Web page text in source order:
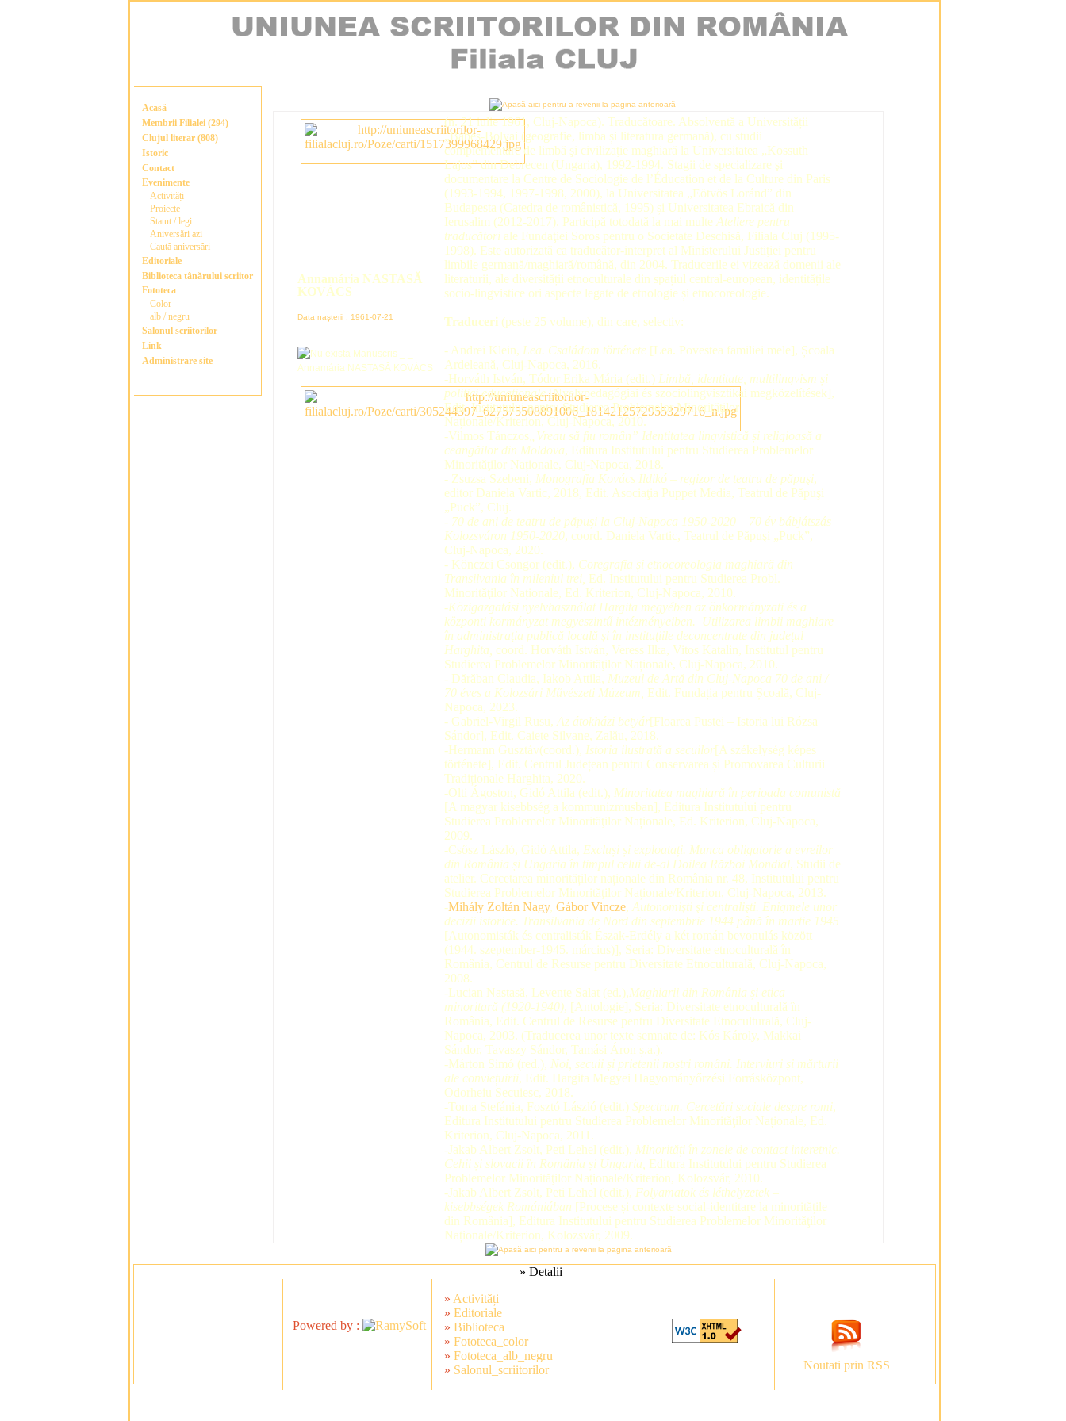
Acasă
Membrii Filialei (294)
Clujul literar (808)
Istoric
Contact
Evenimente
Activități
Proiecte
Statut / legi
Aniversări azi
Caută aniversări
Editoriale
Biblioteca tânărului scriitor
Fototeca
Color
alb / negru
Salonul scriitorilor
Link
Administrare site
Annamária NASTASĂ
KOVÁCS
Data nașterii : 1961-07-21
(n. 21 iulie 1961, Cluj-Napoca). Traducătoare. Absolventă a Universității
„Babeș-Bolyai (geografie, limba și literatura germană), cu studii
complementare de limbă şi civilizaţie maghiară la Universitatea „Kossuth
Lajos” din Debrecen (Ungaria), 1992-1994. Stagii de specializare şi
documentare la Centre de Sociologie de l’Éducation et de la Culture din Paris
(1993-1994, 1997-1998, 2000), la Universitatea „Eötvös Loránd” din
Budapesta (Catedra de românistică, 1995) și Universitatea Ebraică din
Ierusalim (2012-2017). Participă totodată la mai multeAteliere pentru
traducători ale Fundaţiei Soros pentru o Societate Deschisă, Filiala Cluj (1995-
1998). Este autorizată ca traducător-interpret al Ministerului Justiţiei pentru
limbile germană/maghiară/română, din 2004. Traducerile ei vizează domenii ale
literaturii, ale diversității etnoculturale din spațiul central-european, identitățile
socio-lingvistice ori aspecte legate de etnologie și etnocoreologie.
Traduceri (peste 25 volume), din care, selectiv:
- Andrei Klein, Lea. Családom története [Lea. Povestea familiei mele], Școala
Ardeleană, Cluj-Napoca, 2016.
-Horváth István, Tódor Erika Mária (edit.) Limbă, identitate, multilingvism și
politici educaționale[Nyelvpedagógiai és szociolingvisztikai megközelítések],
Edit. Institutului pentru Studierea Problemelor Minorităţilor
Naționale/Kriterion, Cluj-Napoca, 2010.
-Vilmos Tánczos„Vreau să fiu român” Identitatea lingvistică și religioasă a
ceangăilor din Moldova, Editura Institutului pentru Studierea Problemelor
Minorităţilor Naționale, Cluj-Napoca, 2018.
- Zsuzsa Szebeni, Monografia Kovács Ildikó – regizor de teatru de păpuşi,
editor Daniela Vartic, 2018, Edit. Asociaţia Puppet Media, Teatrul de Păpuşi
„Puck”, Cluj.
- 70 de ani de teatru de păpuși la Cluj-Napoca 1950-2020 – 70 év bábjátszás
Kolozsváron 1950-2020, coord. Daniela Vartic, Teatrul de Păpuşi „Puck”,
Cluj-Napoca, 2020.
- Könczei Csongor (edit.), Coregrafia și etnocoreologia maghiară din
Transilvania în mileniul trei, Ed. Institutului pentru Studierea Probl.
Minorităţilor Naționale, Ed. Kriterion, Cluj-Napoca, 2010.
-Közigazgatási nyelvhasználat Hargita megyében az önkormányzati és a
központi kormányzat megyeszintű intézményeiben. Utilizarea limbii maghiare
în administraţia publică locală şi în instituţiile deconcentrate din judeţul
Harghita, coord. Horváth István, Veress Ilka, Vitos Katalin, Institutul pentru
Studierea Problemelor Minorităţilor Naționale, Cluj-Napoca, 2010.
- Dărăban Claudia, Iakob Attila, Muzeul de Artă din Cluj-Napoca 70 de ani /
70 éves a Kolozsári Művészeti Múzeum, Edit. Fundația pentru Școală, Cluj-
Napoca, 2023.
- Gabriel-Virgil Rusu,Azátokházi betyár[Floarea Pustei – Istoria lui Rózsa
Sándor], Edit. Caiete Silvane, Zalău, 2018.
-Hermann Gusztáv(coord.), Istoria ilustrată a secuilor[A székelység képes
története], Edit. Centrul Județean pentru Conservarea și Promovarea Culturii
Tradiționale Harghita, 2020.
-Olti Ágoston, Gidó Attila (edit.), Minoritatea maghiară în perioada comunistă
[A magyar kisebbség a kommunizmusban], Editura Institutului pentru
Studierea Problemelor Minorităţilor Naționale, Ed. Kriterion, Cluj-Napoca,
2009.
-Csősz László, Gidó Attila, Excluși și exploatați. Munca obligatorie a evreilor
din România și Ungaria în timpul celui de-al Doilea Război Mondial, Studii de
atelier. Cercetarea minorităților naționale din România nr. 48, Institutului pentru
Studierea Problemelor Minorităţilor Naționale/Kriterion, Cluj-Napoca, 2013.
-Mihály Zoltán Nagy,Gábor Vincze,Autonomişti şi centralişti. Enigmele unor
decizii istorice. Transilvania de Nord din septembrie 1944 până în martie 1945
[Autonomisták és centralisták Észak-Erdély a két román bevonulás között
(1944. szeptember-1945. március)], Seria: Diversitate etnoculturală în
România, Centrul de Resurse pentru Diversitate Etnoculturală, Cluj-Napoca,
2008.
-Lucian Nastasă, Levente Salat (ed.),Maghiarii din România și etica
minoritară (1920-1940), [Antologie], Seria: Diversitate etnoculturală în
România, Edit. Centrul de Resurse pentru Diversitate Etnoculturală, Cluj-
Napoca, 2003. (Traducerea unor texte semnate de: Kós Károly, Makkai
Sándor, Tavaszy Sándor, Tamási Áron ș.a.).
-Márton Simó (red.), Noi, secuii și prietenii noștri români. Interviuri și mărturii
ale conviețuirii, Edit. Hargita Megyei Hagyományőrzési Forrásközpont,
Odorheiu Secuiesc, 2018.
-Toma Stefánia, Fosztó László (edit.)Spectrum. Cercetări sociale despre romi,
Editura Institutului pentru Studierea Problemelor Minorităţilor Naționale, Ed.
Kriterion, Cluj-Napoca, 2011.
-Jakab Albert Zsolt, Peti Lehel (edit.), Minorități în zonele de contact interetnic.
Cehii și slovacii în România și Ungaria, Editura Institutului pentru Studierea
Problemelor Minorităţilor Naționale/Kriterion, Kolozsvár, 2010.
-Jakab Albert Zsolt, Peti Lehel (edit.), Folyamatok és léthelyzetek –
kisebbségek Romániában [Procese și contexte social-identitare la minoritățile
din România], Editura Institutului pentru Studierea Problemelor Minorităţilor
Naționale/Kriterion, Kolozsvár, 2009.
» Detalii
Powered by :
» Activități
»Editoriale
»Biblioteca
»Fototeca_color
»Fototeca_alb_negru
» Salonul_scriitorilor Noutati prin RSS